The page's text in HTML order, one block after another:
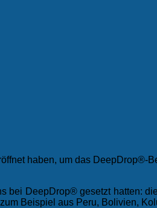
haben, um das
DeepDrop® gesetzt hatten:
Beispiel aus Peru, Bolivien,